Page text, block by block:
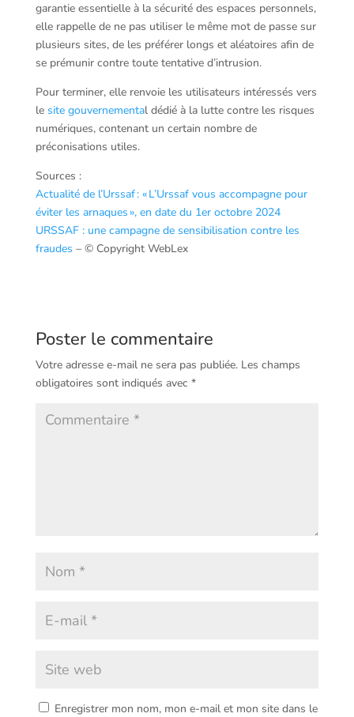
garantie essentielle à la sécurité des espaces personnels,
elle rappelle de ne pas utiliser le même mot de passe sur
plusieurs sites, de les préférer longs et aléatoires afin de
se prémunir contre toute tentative d’intrusion.
Pour terminer, elle renvoie les utilisateurs intéressés vers
le site gouvernemental dédié à la lutte contre les risques
numériques, contenant un certain nombre de
préconisations utiles.
Sources :
Actualité de l’Urssaf : « L’Urssaf vous accompagne pour
éviter les arnaques », en date du 1er octobre 2024
URSSAF : une campagne de sensibilisation contre les
fraudes – © Copyright WebLex
Poster le commentaire
Votre adresse e-mail ne sera pas publiée. Les champs
obligatoires sont indiqués avec *
Enregistrer mon nom, mon e-mail et mon site dans le